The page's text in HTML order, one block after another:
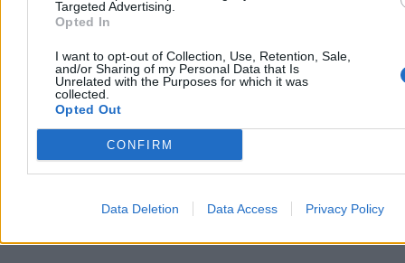
Targeted Advertising.
Opted In
I want to opt-out of Collection, Use, Retention, Sale,
and/or Sharing of my Personal Data that Is
Unrelated with the Purposes for which it was
collected.
Opted Out
CONFIRM
Data Deletion Data Access Privacy Policy